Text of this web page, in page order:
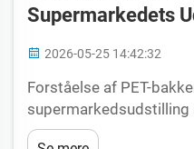
Supermarkedets
2026-05-25 14:42:32
Forståelse af PET-
supermarkedsudstilling
standard i